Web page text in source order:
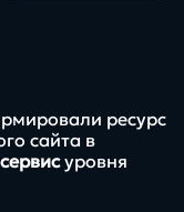
ресурс
сайта в
уровня